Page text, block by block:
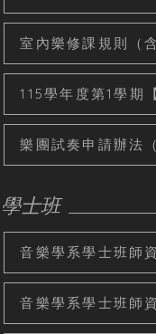
室內樂修課規則（
115學年度第1學期
樂團試奏申請辦法
學士班
音樂學系學士班師
音樂學系學士班師